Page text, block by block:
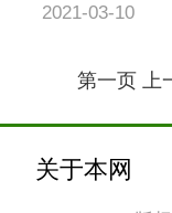
2021-03-10
第一页
关于本网